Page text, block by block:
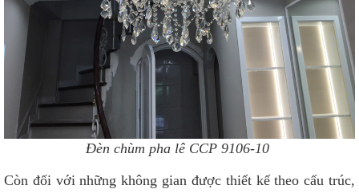
Đèn chùm pha lê CCP 9106-10
Còn đối với những không gian được thiết kế theo cấu trúc,